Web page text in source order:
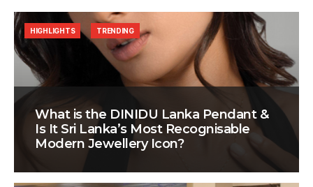
What is the DINIDU Lanka Pendant &
Is It Sri Lanka’s Most Recognisable
Modern Jewellery Icon?
HIGHLIGHTS TRENDING